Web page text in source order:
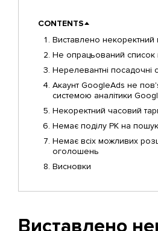
CONTENTS
Виставлено некоректний
Не опрацьований список
Нерелевантні посадочні
Акаунт GoogleAds не
системою аналітики
Некоректний часовий
Немає поділу РК на
Немає всіх можливих
оголошень
Висновки